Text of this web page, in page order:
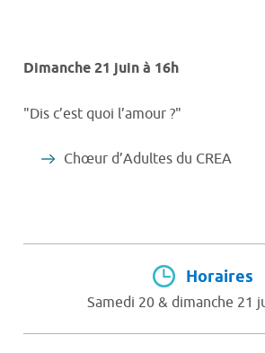
Dimanche 21 juin à 16h
"Dis c’est quoi l’amour ?"
Chœur d’Adultes du CREA
Horaires
Samedi 20 & dimanche 21